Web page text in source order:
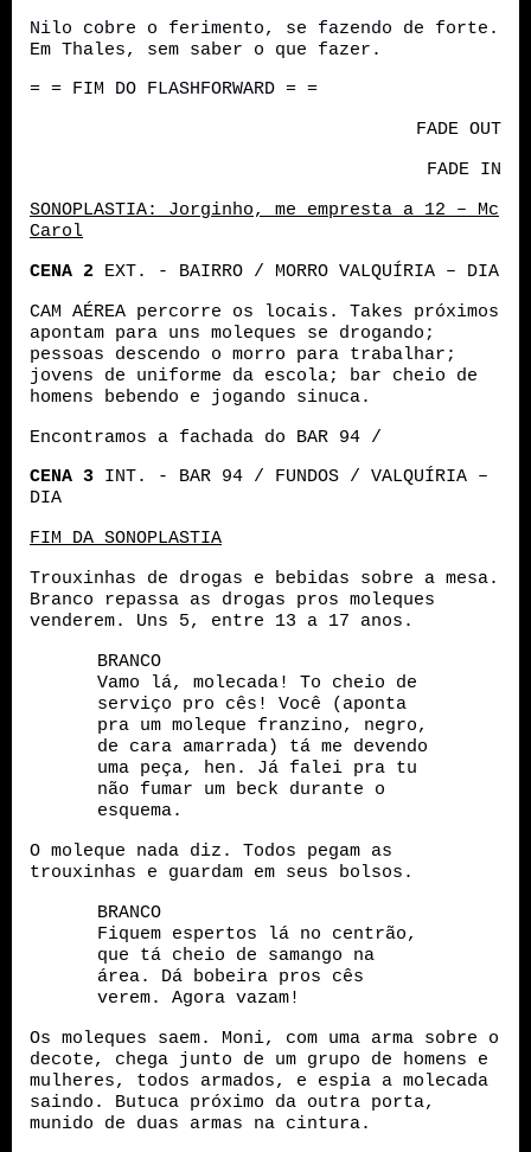
Nilo cobre o ferimento, se fazendo de forte.
Em Thales, sem saber o que fazer.
= = FIM DO FLASHFORWARD = =
FADE OUT
FADE IN
SONOPLASTIA: Jorginho, me empresta a 12 – Mc
Carol
CENA 2 EXT. - BAIRRO / MORRO VALQUÍRIA – DIA
CAM AÉREA percorre os locais. Takes próximos
apontam para uns moleques se drogando;
pessoas descendo o morro para trabalhar;
jovens de uniforme da escola; bar cheio de
homens bebendo e jogando sinuca.
Encontramos a fachada do BAR 94 /
CENA 3 INT. - BAR 94 / FUNDOS / VALQUÍRIA –
DIA
FIM DA SONOPLASTIA
Trouxinhas de drogas e bebidas sobre a mesa.
Branco repassa as drogas pros moleques
venderem. Uns 5, entre 13 a 17 anos.
BRANCO
Vamo lá, molecada! To cheio de
serviço pro cês! Você (aponta
pra um moleque franzino, negro,
de cara amarrada) tá me devendo
uma peça, hen. Já falei pra tu
não fumar um beck durante o
esquema.
O moleque nada diz. Todos pegam as
trouxinhas e guardam em seus bolsos.
BRANCO
Fiquem espertos lá no centrão,
que tá cheio de samango na
área. Dá bobeira pros cês
verem. Agora vazam!
Os moleques saem. Moni, com uma arma sobre o
decote, chega junto de um grupo de homens e
mulheres, todos armados, e espia a molecada
saindo. Butuca próximo da outra porta,
munido de duas armas na cintura.